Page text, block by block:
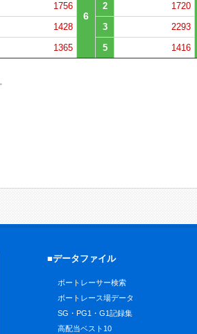
6
1756 2 1720
1428 3 2293
1365 5 1416
■データファイル
ボートレーサー検索
ボートレース場データ
SG・PG1・G1記録集
高配当ベスト10